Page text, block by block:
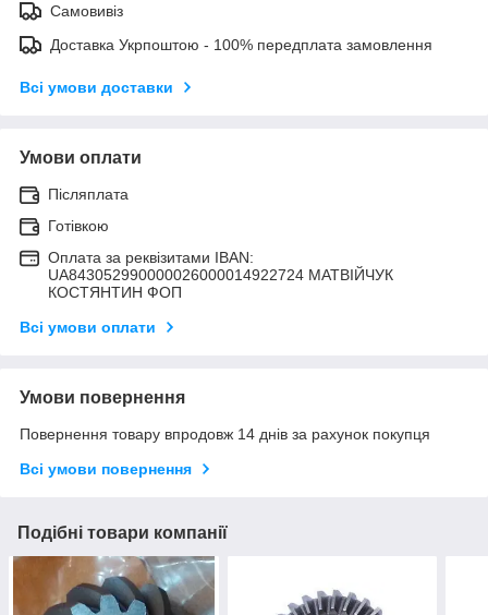
Самовивіз
Доставка Укрпоштою - 100% передплата замовлення
Всі умови доставки
Умови оплати
Післяплата
Готівкою
Оплата за реквізитами IBAN:
UA843052990000026000014922724 МАТВIЙЧУК
КОСТЯНТИН ФОП
Всі умови оплати
Умови повернення
Повернення товару впродовж 14 днів за рахунок покупця
Всі умови повернення
Подібні товари компанії